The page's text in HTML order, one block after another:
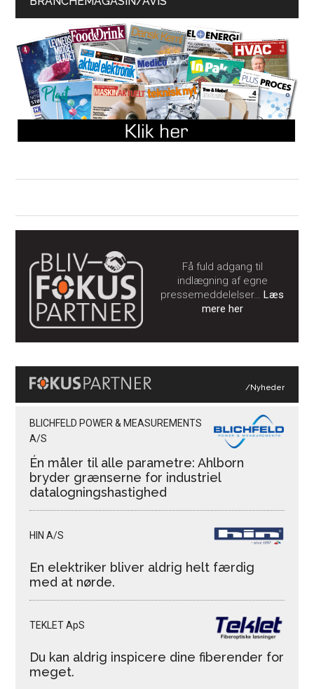
Få fuld adgang til
indlægning af egne
pressemeddelelser…Læs
mere her
/Nyheder
BLICHFELD POWER & MEASUREMENTS
A/S
Én måler til alle parametre: Ahlborn
bryder grænserne for industriel
datalogningshastighed
HIN A/S
En elektriker bliver aldrig helt færdig
med at nørde.
TEKLET ApS
Du kan aldrig inspicere dine fiberender for
meget.